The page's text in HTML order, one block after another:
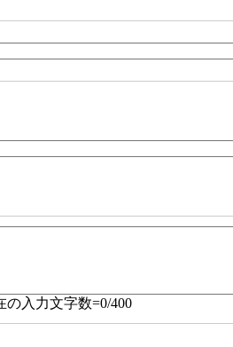
の入力文字数=0/400